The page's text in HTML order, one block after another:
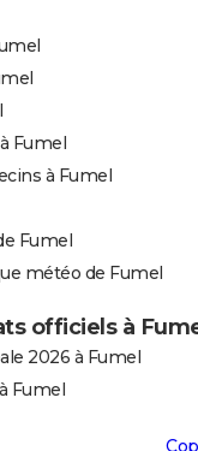
Fumel
à Fumel
Fumel
météo de Fumel
officiels à
2026 à Fumel
Fumel